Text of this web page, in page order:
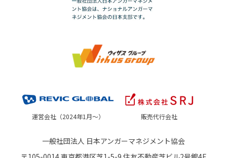
運営会社（2024年1月～） 販売代行会社
一般社団法人 日本アンガーマネジメント協会